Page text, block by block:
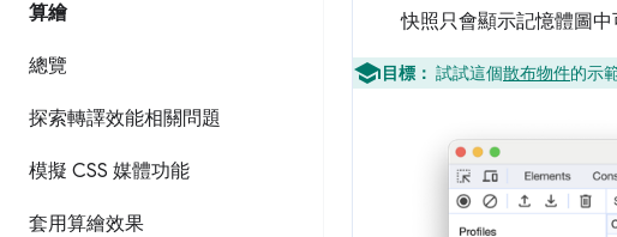
算繪
總覽
探索轉譯效能相關問題
模擬 CSS 媒體功能
套用算繪效果
快照只會顯示記憶體圖
目標： 試試這個散布物件的示